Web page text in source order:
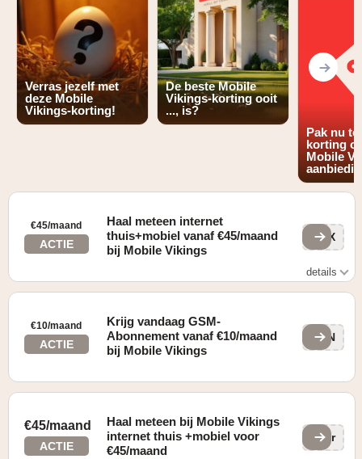
Verras jezelf met
deze Mobile
Vikings-korting!
De beste Mobile
Vikings-korting ooit
..., is?
Pak nu
korting
Mobile
€45/maand
ACTIE
Haal meteen internet
thuis+mobiel vanaf €45/maand
bij Mobile Vikings
peX
details
€10/maand
ACTIE
Krijg vandaag GSM-
Abonnement vanaf €10/maand
bij Mobile Vikings
IbN
€45/maand
ACTIE
Haal meteen bij Mobile Vikings
internet thuis +mobiel voor
€45/maand
Fbr